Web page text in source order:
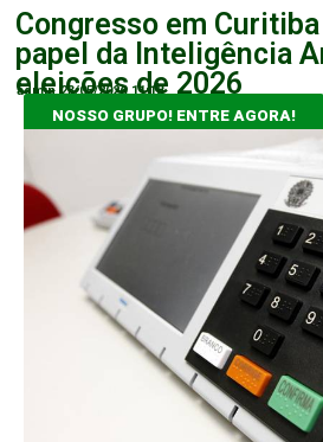
Congresso em
papel da Inteligência
eleições de 2026
admin 23/05/2026 11:18
NOSSO GRUPO! ENTRE AGORA!